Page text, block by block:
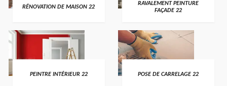
RÉNOVATION DE MAISON 22
RAVALEMENT PEINTURE
FAÇADE 22
PEINTRE INTÉRIEUR 22 POSE DE CARRELAGE 22